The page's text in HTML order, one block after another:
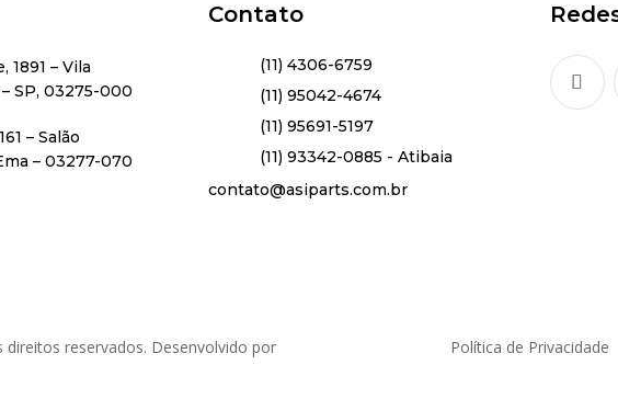
1891 – Vila
SP, 03275-000
– Salão
– 03277-070
Contato
(11) 4306-6759
(11) 95042-4674
(11) 95691-5197
(11) 93342-0885 - Atibaia
contato@asiparts.com.br
reservados. Desenvolvido por
Política de Privacidade